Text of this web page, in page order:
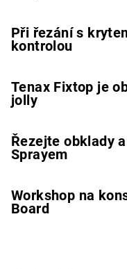
Při řezání s
kontrolou
Tenax Fixtop je
jolly
Řezejte obklady
Sprayem
Workshop na
Board